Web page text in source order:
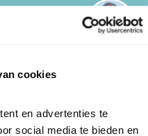
cookies
en advertenties te
social media te bieden en
(1)